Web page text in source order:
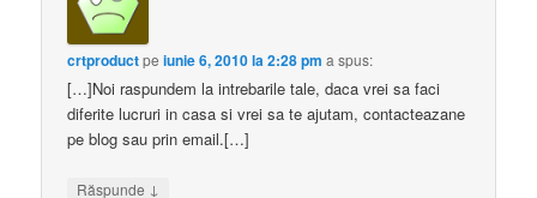
crtproductpeiunie 6, 2010 la 2:28 pm a spus:
[…]Noi raspundem la intrebarile tale, daca vrei sa faci
diferite lucruri in casa si vrei sa te ajutam, contacteazane
pe blog sau prin email.[…]
Răspunde ↓